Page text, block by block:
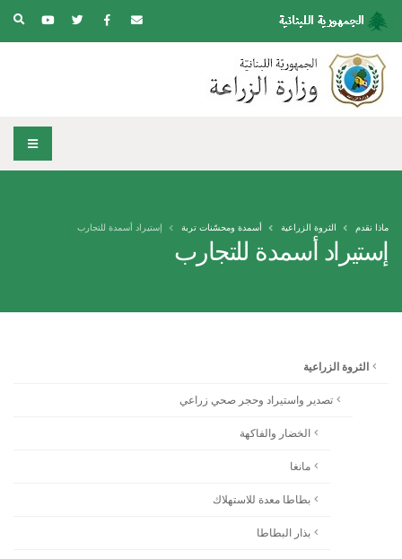
إستيراد أسمدة للتجارب
ماذا نقدم الثروة الزراعية أسمدة ومحسّنات تربة إستيراد أسمدة للتجارب
الثروة الزراعية
تصدير واستيراد وحجر صحي زراعي
الخضار والفاكهة
مانغا
بطاطا معدة للاستهلاك
بذار البطاطا